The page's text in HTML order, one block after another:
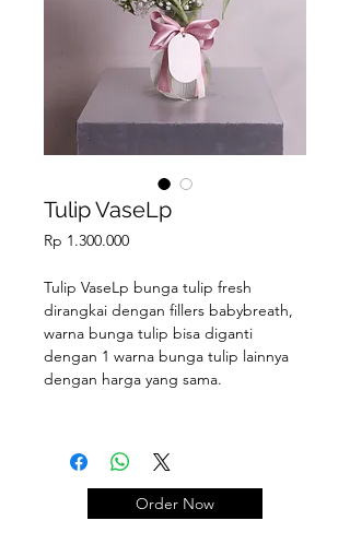
Tulip VaseLp
Rp 1.300.000Price
Tulip VaseLp bunga tulip fresh
dirangkai dengan fillers babybreath,
warna bunga tulip bisa diganti
dengan 1 warna bunga tulip lainnya
dengan harga yang sama.
PENGIRIMAN
Seluruh pengiriman menggunakan
Gojek/Grab.
Order Now